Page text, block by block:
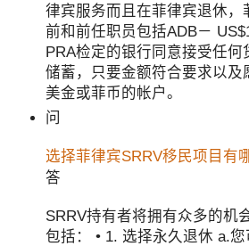
律宾服务而且在菲律宾退休，
前和前任职员包括ADB－
PRA检定的银行同意接受任何
储蓄，只要金额符合要求以及
美金或菲币的帐户。
问
选择菲律宾SRRV移民项目有
答
SRRV持有者将拥有众多的机
包括： • 1. 选择永久退休 a.